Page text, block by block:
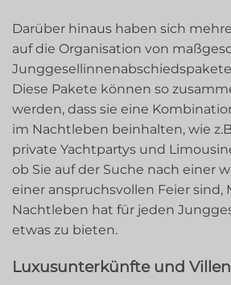
Darüber hinaus haben sich
auf die Organisation von
Diese Pakete können so
werden, dass sie eine
im Nachtleben beinhalten, wie
private Yachtpartys und
ob Sie auf der Suche nach einer
einer anspruchsvollen Feier sind,
Nachtleben hat für jeden
etwas zu bieten.
Luxusunterkünfte und Villen